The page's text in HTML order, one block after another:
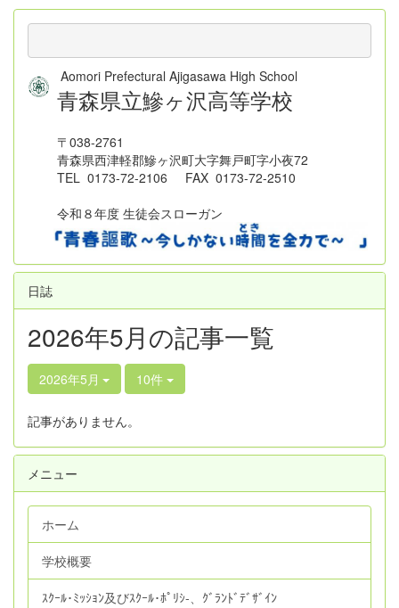
Aomori Prefectural Ajigasawa High School
青森県立鰺ヶ沢高等学校
〒038-2761
青森県西津軽郡鰺ヶ沢町大字舞戸町字小夜72
TEL 0173-72-2106 FAX 0173-72-2510
令和８年度 生徒会スローガン
日誌
2026年5月の記事一覧
2026年5月 10件
記事がありません。
メニュー
ホーム
学校概要
ｽｸｰﾙ･ﾐｯｼｮﾝ及びｽｸｰﾙ･ﾎﾟﾘｼ‐、ｸﾞﾗﾝﾄﾞﾃﾞｻﾞｲﾝ